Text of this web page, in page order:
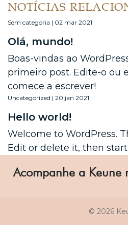
NOTÍCIAS
Sem categoria | 02 mar 2021
Olá, mundo!
Boas-vindas ao
primeiro post. Edite-o ou
comece a escrever!
Uncategorized | 20 jan 2021
Hello world!
Welcome to WordPress.
Edit or delete it, then
Acompanhe a Keune
© 2026